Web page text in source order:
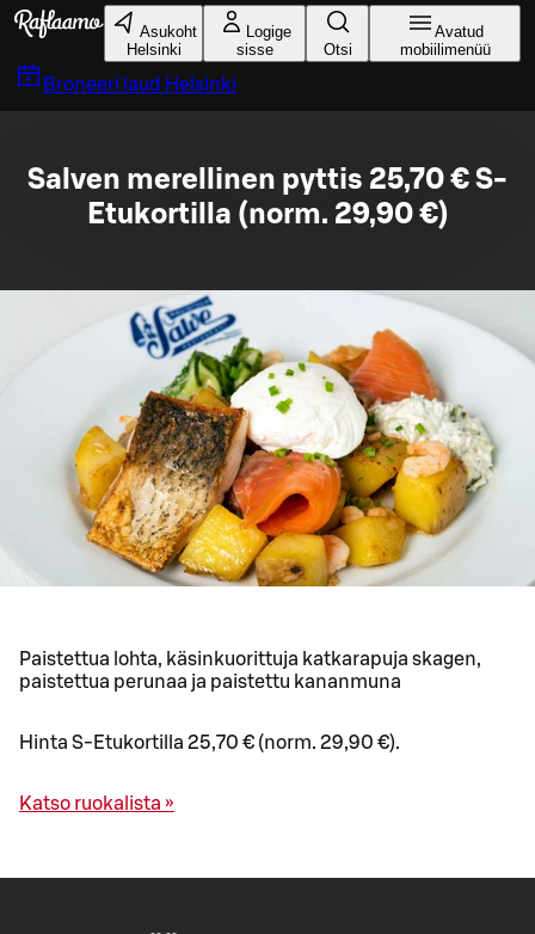
Liigu peamise sisu juurde
Asukoht
Helsinki
Logige
sisse
Otsi
Avatud
mobiilimenüü
Broneeri laud Helsinki
Salven merellinen pyttis 25,70 € S-
Etukortilla (norm. 29,90 €)
Paistettua lohta, käsinkuorittuja katkarapuja skagen,
paistettua perunaa ja paistettu kananmuna
Hinta S-Etukortilla 25,70 € (norm. 29,90 €).
Katso ruokalista »